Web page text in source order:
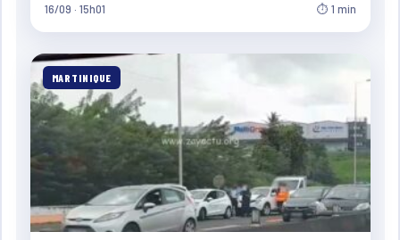
16/09 · 15h01 ⏱ 1 min
MARTINIQUE